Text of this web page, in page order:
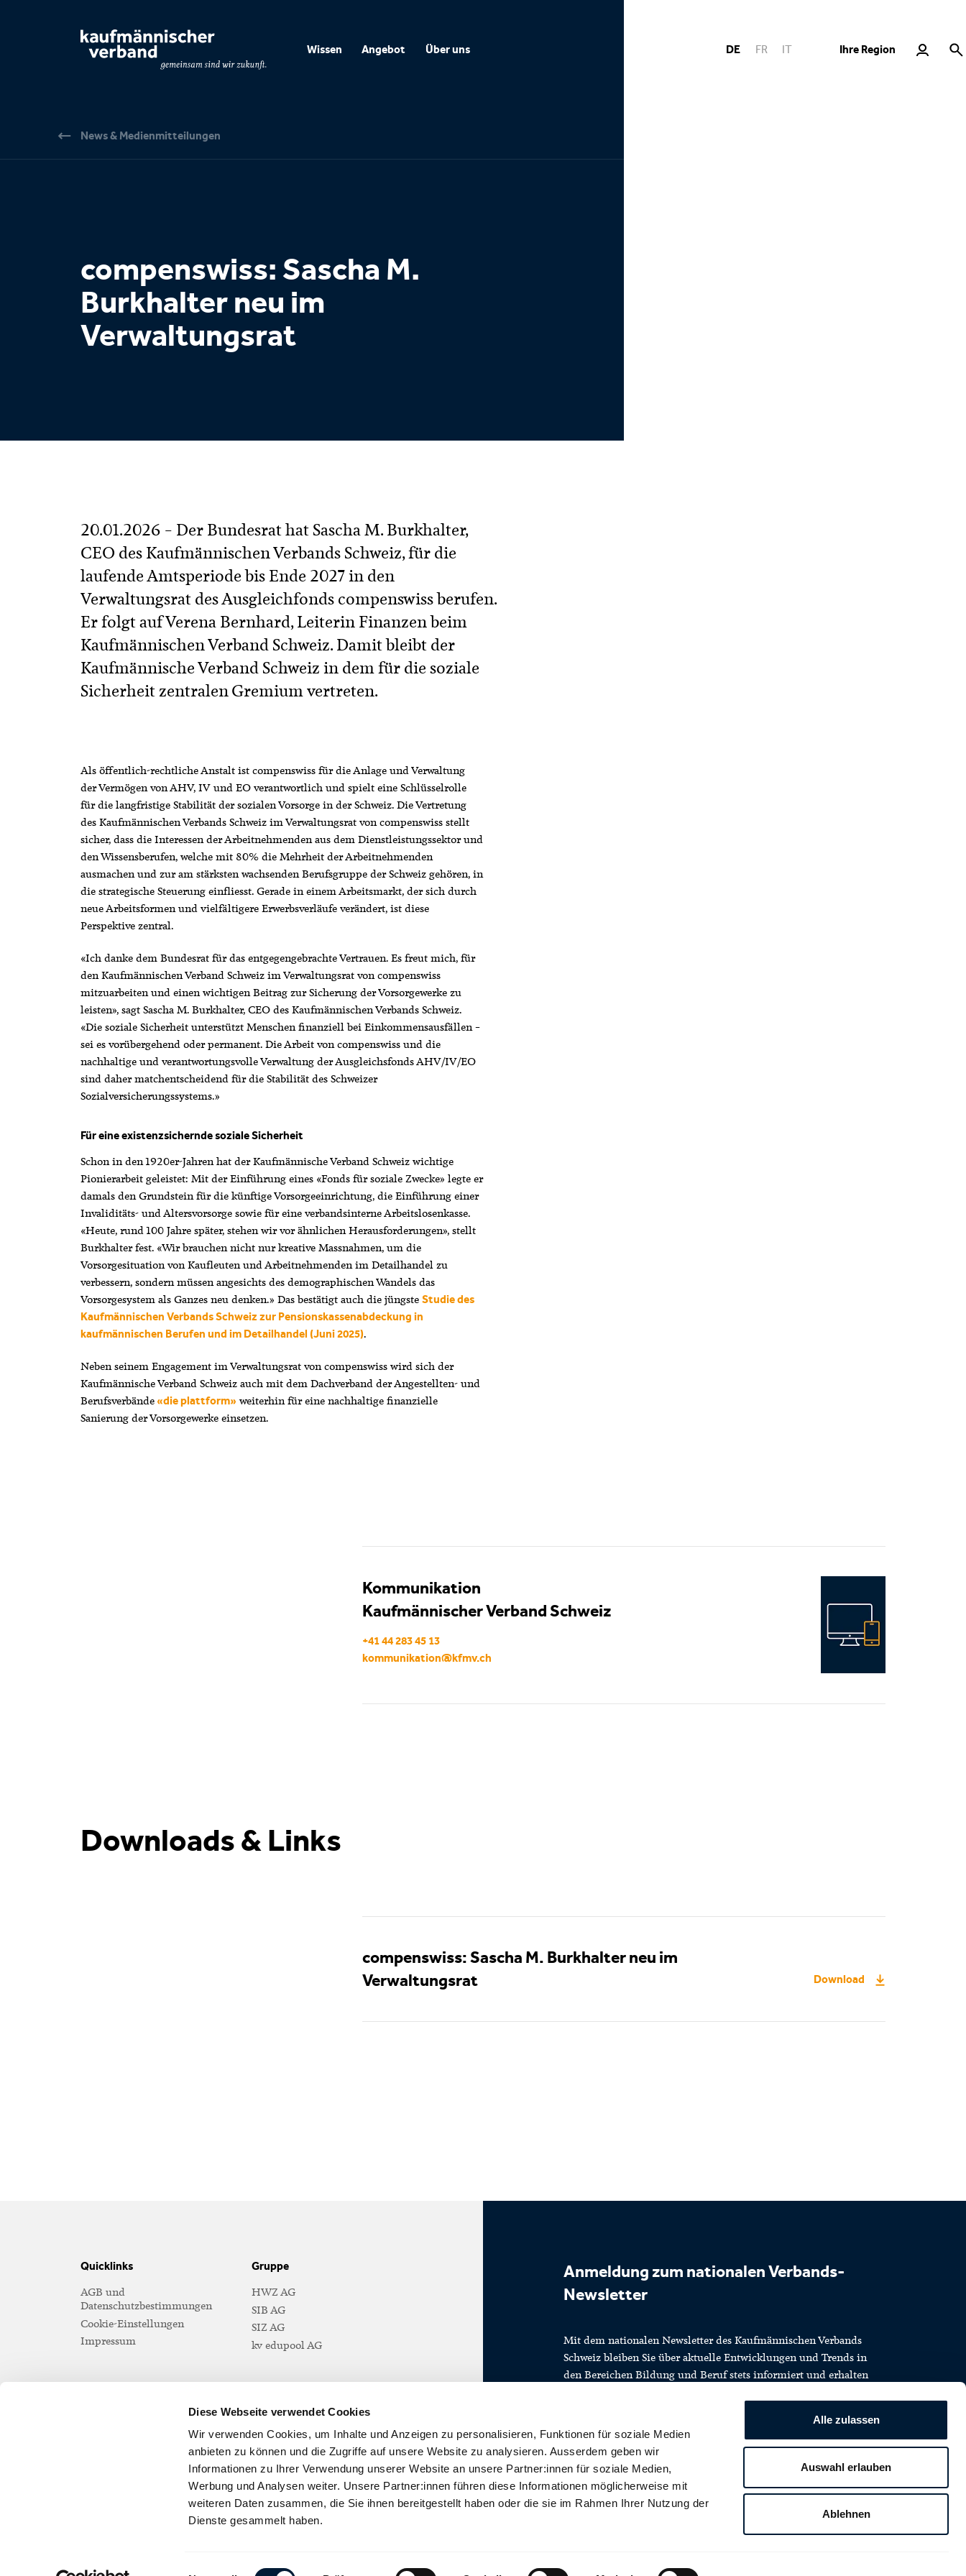
Diese Webseite verwendet Cookies
Wir verwenden Cookies, um Inhalte und Anzeigen zu personalisieren, Funktionen für soziale Medien
anbieten zu können und die Zugriffe auf unsere Website zu analysieren. Ausserdem geben wir
Informationen zu Ihrer Verwendung unserer Website an unsere Partner:innen für soziale Medien,
Werbung und Analysen weiter. Unsere Partner:innen führen diese Informationen möglicherweise mit
weiteren Daten zusammen, die Sie ihnen bereitgestellt haben oder die sie im Rahmen Ihrer Nutzung der
Dienste gesammelt haben.
Einwilligungsauswahl
Alle zulassen
Auswahl erlauben
Ablehnen
Wissen Angebot Über uns DE FR IT Ihre Region
News & Medienmitteilungen
compenswiss: Sascha M.
Burkhalter neu im
Verwaltungsrat
20.01.2026 – Der Bundesrat hat Sascha M. Burkhalter,
CEO des Kaufmännischen Verbands Schweiz, für die
laufende Amtsperiode bis Ende 2027 in den
Verwaltungsrat des Ausgleichfonds compenswiss berufen.
Er folgt auf Verena Bernhard, Leiterin Finanzen beim
Kaufmännischen Verband Schweiz. Damit bleibt der
Kaufmännische Verband Schweiz in dem für die soziale
Sicherheit zentralen Gremium vertreten.
Als öffentlich-rechtliche Anstalt ist compenswiss für die Anlage und Verwaltung
der Vermögen von AHV, IV und EO verantwortlich und spielt eine Schlüsselrolle
für die langfristige Stabilität der sozialen Vorsorge in der Schweiz. Die Vertretung
des Kaufmännischen Verbands Schweiz im Verwaltungsrat von compenswiss stellt
sicher, dass die Interessen der Arbeitnehmenden aus dem Dienstleistungssektor und
den Wissensberufen, welche mit 80% die Mehrheit der Arbeitnehmenden
ausmachen und zur am stärksten wachsenden Berufsgruppe der Schweiz gehören, in
die strategische Steuerung einfliesst. Gerade in einem Arbeitsmarkt, der sich durch
neue Arbeitsformen und vielfältigere Erwerbsverläufe verändert, ist diese
Perspektive zentral.
«Ich danke dem Bundesrat für das entgegengebrachte Vertrauen. Es freut mich, für
den Kaufmännischen Verband Schweiz im Verwaltungsrat von compenswiss
mitzuarbeiten und einen wichtigen Beitrag zur Sicherung der Vorsorgewerke zu
leisten», sagt Sascha M. Burkhalter, CEO des Kaufmännischen Verbands Schweiz.
«Die soziale Sicherheit unterstützt Menschen finanziell bei Einkommensausfällen –
sei es vorübergehend oder permanent. Die Arbeit von compenswiss und die
nachhaltige und verantwortungsvolle Verwaltung der Ausgleichsfonds AHV/IV/EO
sind daher matchentscheidend für die Stabilität des Schweizer
Sozialversicherungssystems.»
Für eine existenzsichernde soziale Sicherheit
Schon in den 1920er-Jahren hat der Kaufmännische Verband Schweiz wichtige
Pionierarbeit geleistet: Mit der Einführung eines «Fonds für soziale Zwecke» legte er
damals den Grundstein für die künftige Vorsorgeeinrichtung, die Einführung einer
Invaliditäts- und Altersvorsorge sowie für eine verbandsinterne Arbeitslosenkasse.
«Heute, rund 100 Jahre später, stehen wir vor ähnlichen Herausforderungen», stellt
Burkhalter fest. «Wir brauchen nicht nur kreative Massnahmen, um die
Vorsorgesituation von Kaufleuten und Arbeitnehmenden im Detailhandel zu
verbessern, sondern müssen angesichts des demographischen Wandels das
Vorsorgesystem als Ganzes neu denken.» Das bestätigt auch die jüngste Studie des
Kaufmännischen Verbands Schweiz zur Pensionskassenabdeckung in
kaufmännischen Berufen und im Detailhandel (Juni 2025).
Neben seinem Engagement im Verwaltungsrat von compenswiss wird sich der
Kaufmännische Verband Schweiz auch mit dem Dachverband der Angestellten- und
Berufsverbände«die plattform» weiterhin für eine nachhaltige finanzielle
Sanierung der Vorsorgewerke einsetzen.
Kommunikation
Kaufmännischer Verband Schweiz
+41 44 283 45 13
kommunikation@kfmv.ch
Downloads & Links
compenswiss: Sascha M. Burkhalter neu im
Verwaltungsrat
Download
Quicklinks
AGB und
Datenschutzbestimmungen
Cookie-Einstellungen
Impressum
Gruppe
HWZ AG
SIB AG
SIZ AG
kv edupool AG
Kaufmännischer Verband Schweiz
Anmeldung zum nationalen Verbands-
Newsletter
Mit dem nationalen Newsletter des Kaufmännischen Verbands
Schweiz bleiben Sie über aktuelle Entwicklungen und Trends in
den Bereichen Bildung und Beruf stets informiert und erhalten
Jetzt anmelden und auf dem